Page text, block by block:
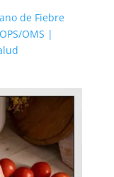
de Fiebre
OMS |